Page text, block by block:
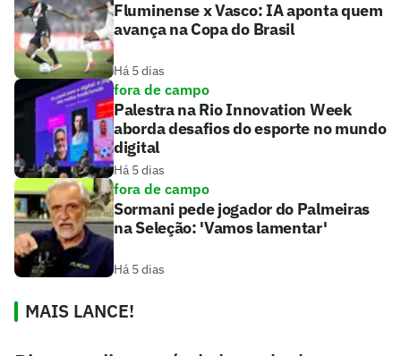
Fluminense x Vasco: IA aponta quem
avança na Copa do Brasil
Há 5 dias
fora de campo
Palestra na Rio Innovation Week
aborda desafios do esporte no mundo
digital
Há 5 dias
fora de campo
Sormani pede jogador do Palmeiras
na Seleção: 'Vamos lamentar'
Há 5 dias
MAIS LANCE!